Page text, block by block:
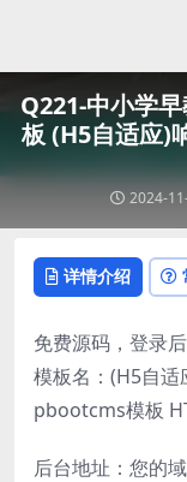
Q221-中小学
板 (H5自适应)
2024-
详情介绍
免费源码，登录
模板名：(H5自
pbootcms模板
后台地址：您的